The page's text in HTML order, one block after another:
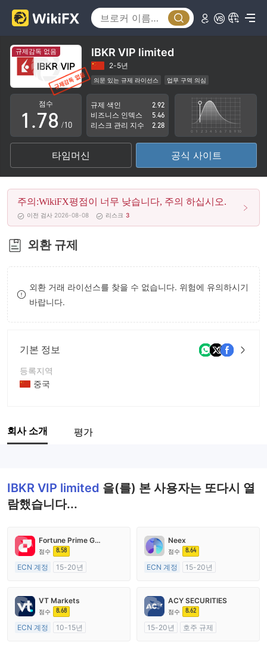
규제감독 없음 IBKR VIP limited
2-5년
의문 있는 규제 라이선스
업무 구역 의심
잠재적 위험성이 높음
점수
0
1
2
3
4
5
6
7
8
9
.
3
4
5
6
7
8
9
4
5
6
7
8
9
/10
규제 색인
2.92
비즈니스 인덱스
5.46
리스크 관리 지수
2.28
타임머신 공식 사이트
주의:WikiFX평점이 너무 낮습니다, 주의 하십시오.
이전 검사 2026-08-08 리스크 3
외환 규제
외환 거래 라이선스를 찾을 수 없습니다. 위험에 유의하시기
바랍니다.
기본 정보
등록지역
중국
회사 전체 이름
회사 소개 평가
IBKR VIP limited 을(를) 본 사용자는 또다시 열
람했습니다...
Fortune Prime Global
점수 8.58
ECN 계정
15-20년
외환 거래 라이선스 (MM)
마스터 레이블 MT4
Neex
점수 8.64
ECN 계정
15-20년
외환 거래 라이선스 (MM)
마스터 레이블 MT4
VT Markets
점수 8.68
ECN 계정
10-15년
ACY SECURITIES
점수 8.62
15-20년
호주 규제